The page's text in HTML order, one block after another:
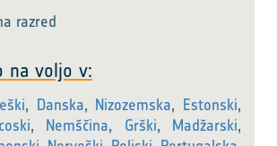
razred
na voljo v:
, Danska, Nizozemska, Estonski,
, Nemščina, Grški, Madžarski,